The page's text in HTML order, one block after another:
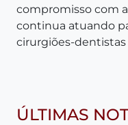
compromisso com
continua atuando
cirurgiões-
ÚLTIMAS